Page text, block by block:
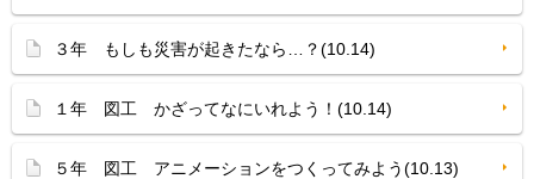
３年 もしも災害が起きたなら…？(10.14)
１年 図工 かざってなにいれよう！(10.14)
５年 図工 アニメーションをつくってみよう(10.13)